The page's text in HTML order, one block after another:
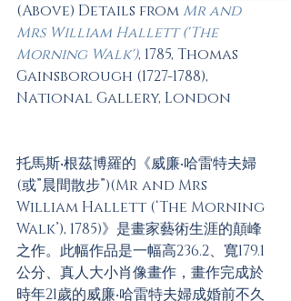
(Above) Details from Mr and
Mrs William Hallett ('The
Morning Walk'), 1785, Thomas
Gainsborough (1727-1788),
National Gallery, London
托馬斯‧根茲博羅的《威廉‧哈雷特夫婦
(或”晨間散步”)(Mr and Mrs
William Hallett (‘The Morning
Walk’), 1785)》是畫家藝術生涯的顛峰
之作。此幅作品是一幅高236.2、寬179.1
公分、真人大小肖像畫作，畫作完成於
時年21歲的威廉‧哈雷特夫婦成婚前不久